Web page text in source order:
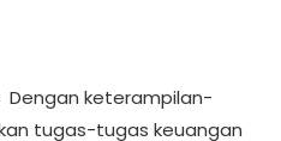
Dengan keterampilan-
tugas-tugas keuangan